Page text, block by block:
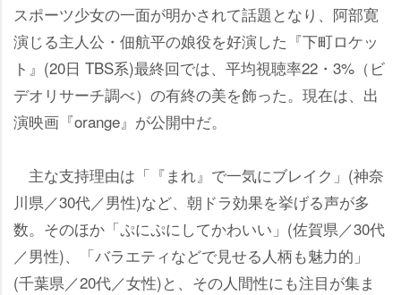
スポーツ少女の一面が明かされて話題となり、阿部寛
演じる主人公・佃航平の娘役を好演した『下町ロケッ
ト』(20日 TBS系)最終回では、平均視聴率22・3%（ビ
デオリサーチ調べ）の有終の美を飾った。現在は、出
演映画『orange』が公開中だ。
主な支持理由は「『まれ』で一気にブレイク」(神奈
川県／30代／男性)など、朝ドラ効果を挙げる声が多
数。そのほか「ぷにぷにしてかわいい」(佐賀県／30代
／男性)、「バラエティなどで見せる人柄も魅力的」
(千葉県／20代／女性)と、その人間性にも注目が集ま